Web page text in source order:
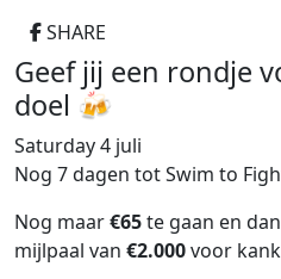
SHARE
Geef jij een rondje
doel 🍻
Saturday 4 juli
Nog 7 dagen tot Swim to
Nog maar€65te gaan en
mijlpaal van €2.000voor